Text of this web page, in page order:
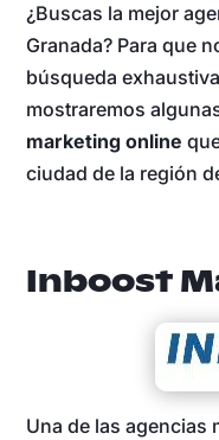
¿Buscas la mejor
Granada? Para que
búsqueda
mostraremos
marketing online
ciudad de la región
Inboost
Una de las agencias